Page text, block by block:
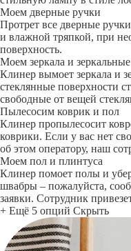
Моем дверные ручки
Протрет все дверные
и влажной тряпкой, при
поверхность.
Моем зеркала и
Клинер вымоет зеркала и
стеклянные поверхности
свободные от вещей
Пылесосим коврик и пол
Клинер пропылесосит
коврики. Если у вас нет
об этом оператору, наш
Моем пол и плинтуса
Клинер помоет полы и
швабры – пожалуйста,
заявки. Сотрудник
+ Ещё 5 опций Скрыть